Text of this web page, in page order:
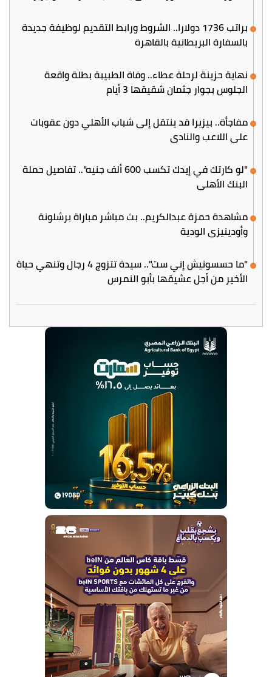
براتب 1736 دولارا.. الشروط ورابط التقديم لوظيفة جديدة
بالسفارة البريطانية بالقاهرة
نهاية حزينة لرحلة عطاء.. وفاة الطبيبة بطلة واقعة
الجلوس بجوار جثمان شقيقها 3 أيام
مفاجأة.. بيزيرا قد ينتقل إلى شباب الأهلي دون عقوبات
على اللاعب والنادي
"لو كارتك في إيدك تكسب 600 ألف جنيه".. تفاصيل حملة
البنك الأهلي
مشاهدة حمزة عبدالكريم.. بث مباشر مباراة برشلونة
وأودينيزي الودية
"ما حسسونيش إني ست".. سيدة تتزوج 4 رجال وتنهي حياة
الأخير من أجل عشيقها بأبو النمرس